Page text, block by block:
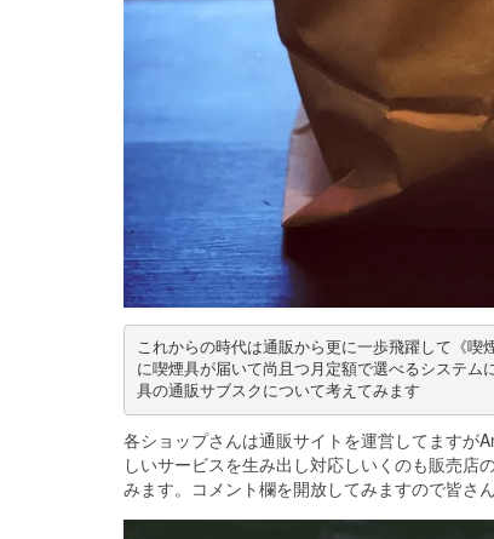
これからの時代は通販から更に一歩飛躍して《
に喫煙具が届いて尚且つ月定額で選べるシステ
具の通販サブスクについて考えてみます
各ショップさんは通販サイトを運営してます
しいサービスを生み出し対応しいくのも販売店
みます。コメント欄を開放してみますので皆さ